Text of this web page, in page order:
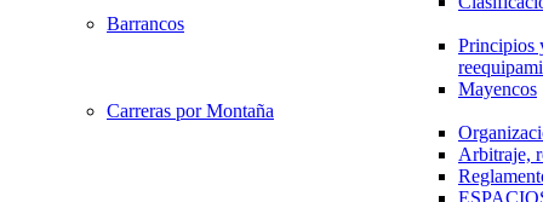
Barrancos
Principios
Mayencos
Carreras por Montaña
Arbitraje,